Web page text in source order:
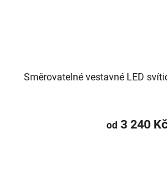
Směrovatelné vestavné LED
od 3 240 Kč